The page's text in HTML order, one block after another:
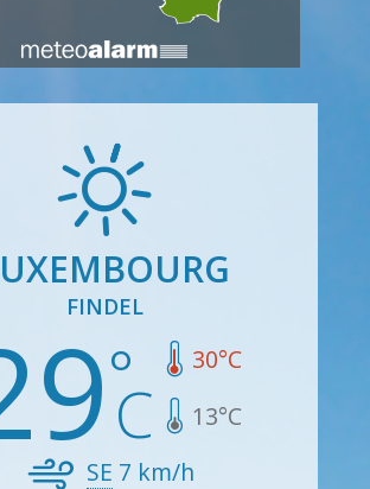
FINDEL
30°C
13°C
SE 7 km/h